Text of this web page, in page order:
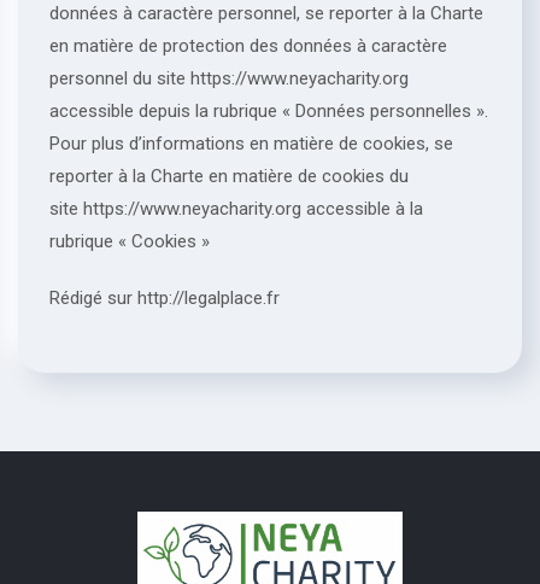
données à caractère personnel, se reporter à la Charte
en matière de protection des données à caractère
personnel du site https://www.neyacharity.org
accessible depuis la rubrique « Données personnelles ».
Pour plus d’informations en matière de cookies, se
reporter à la Charte en matière de cookies du
site https://www.neyacharity.org accessible à la
rubrique « Cookies »
Rédigé sur http://legalplace.fr